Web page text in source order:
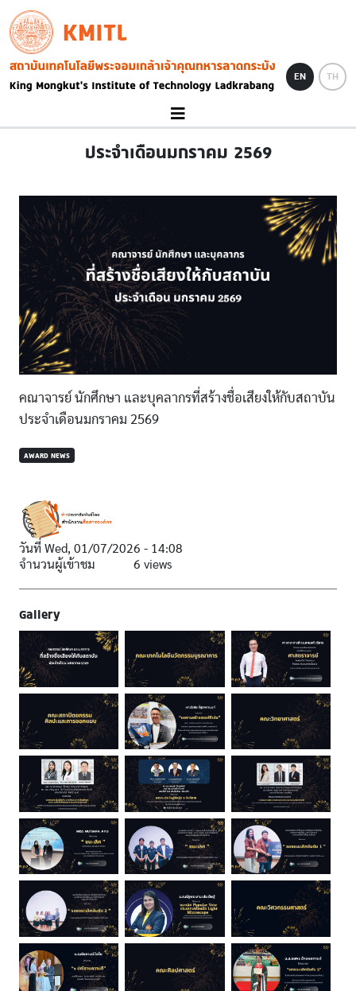
Skip to main content
KMITL
Image
EN TH
ประจำเดือนมกราคม 2569
คณาจารย์ นักศึกษา และบุคลากรที่สร้างชื่อเสียงให้กับสถาบัน
ประจำเดือนมกราคม 2569
AWARD NEWS
วันที่ Wed, 01/07/2026 - 14:08
จำนวนผู้เข้าชม
6 views
Gallery